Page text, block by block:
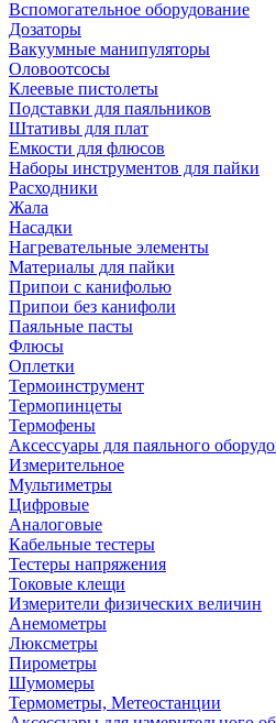
Вспомогательное оборудование
Дозаторы
Вакуумные манипуляторы
Оловоотсосы
Клеевые пистолеты
Подставки для паяльников
Штативы для плат
Емкости для флюсов
Наборы инструментов для пайки
Расходники
Жала
Насадки
Нагревательные элементы
Материалы для пайки
Припои с канифолью
Припои без канифоли
Паяльные пасты
Флюсы
Оплетки
Термоинструмент
Термопинцеты
Термофены
Аксессуары для паяльного
Измерительное
Мультиметры
Цифровые
Аналоговые
Кабельные тестеры
Тестеры напряжения
Токовые клещи
Измерители физических величин
Анемометры
Люксметры
Пирометры
Шумомеры
Термометры, Метеостанции